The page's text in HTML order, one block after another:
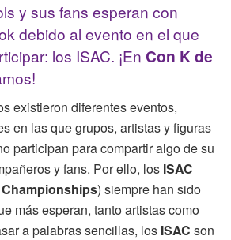
y sus fans esperan con
debido al evento en el que
los ISAC. ¡En Con K de
existieron diferentes eventos,
en las que grupos, artistas y figuras
participan para compartir algo de su
y fans. Por ello, los ISAC
) siempre han sido
más esperan, tanto artistas como
a palabras sencillas, los ISAC son